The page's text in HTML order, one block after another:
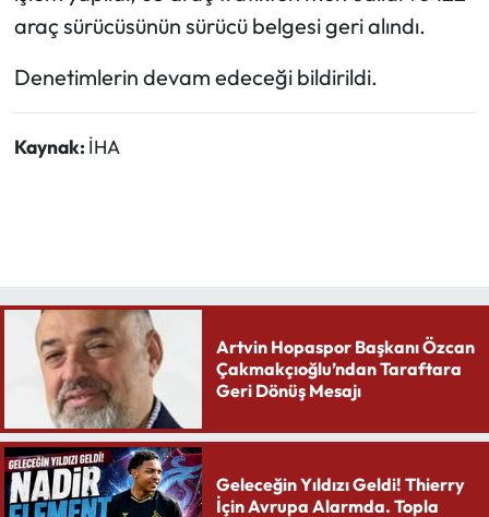
araç sürücüsünün sürücü belgesi geri alındı.
Denetimlerin devam edeceği bildirildi.
Kaynak: İHA
Artvin Hopaspor Başkanı Özcan
Çakmakçıoğlu’ndan Taraftara
Geri Dönüş Mesajı
Geleceğin Yıldızı Geldi! Thierry
İçin Avrupa Alarmda. Topla